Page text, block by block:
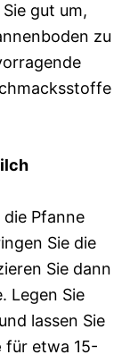
gut um,
zu
die Pfanne
Sie die
Sie dann
Legen Sie
lassen Sie
für etwa 15-